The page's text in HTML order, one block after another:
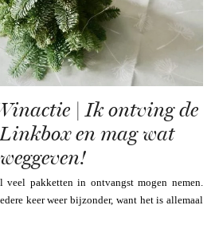
| Ik ontving de
en mag wat
weggeven!
pakketten in ontvangst mogen nemen.
keer weer bijzonder, want het is allemaal